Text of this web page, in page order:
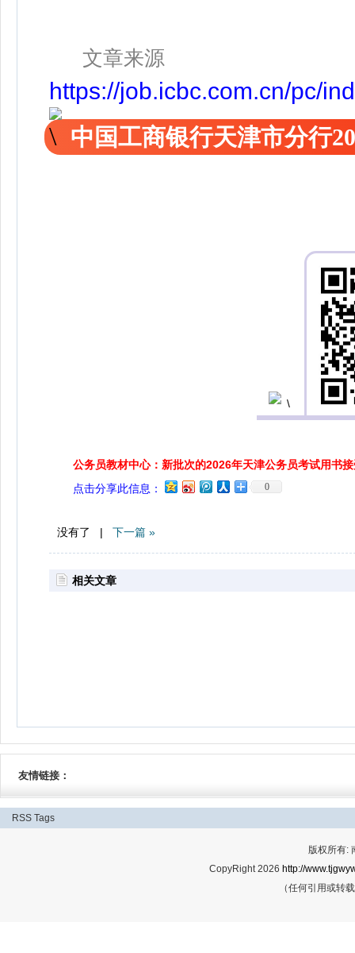
文章来源
https://job.icbc.com.cn/pc/
中国工商银行天津市分行
公务员教材中心：新批次的2026年天津公务员考试用书
点击分享此信息：
0
没有了 | 下一篇 »
相关文章
友情链接：
RSS Tags
版权所有:
CopyRight 2026 http://
（任何引用或转